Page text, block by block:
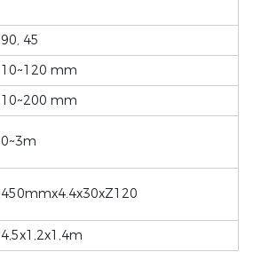
90, 45
10~120 mm
10~200 mm
0~3m
450mmx4.4x30xZ120
4,5x1,2x1,4m